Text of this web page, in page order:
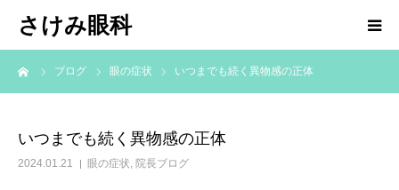
さけみ眼科
ブログ 眼の症状 いつまでも続く異物感の正体
いつまでも続く異物感の正体
2024.01.21 眼の症状, 院長ブログ
ホーム